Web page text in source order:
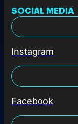
SOCIAL MEDIA
Instagram
Facebook